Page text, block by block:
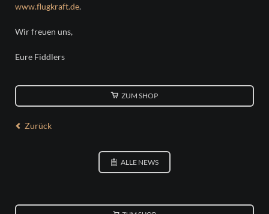
www.flugkraft.de.
Wir freuen uns,
Eure Fiddlers
ZUM SHOP
Zurück
ALLE NEWS